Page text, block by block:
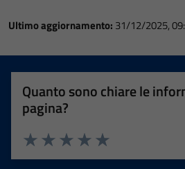
Ultimo aggiornamento: 31/12/2025,
Quanto sono chiare le
pagina?
Valuta 5 stelle su 5
Valuta 4 stelle su 5
Valuta 3 stelle su 5
Valuta 2 stelle su 5
Valuta 1 stelle su 5